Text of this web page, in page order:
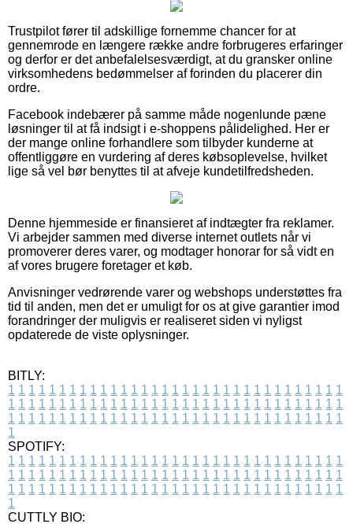
Trustpilot fører til adskillige fornemme chancer for at
gennemrode en længere række andre forbrugeres erfaringer
og derfor er det anbefalelsesværdigt, at du gransker online
virksomhedens bedømmelser af forinden du placerer din
ordre.
Facebook indebærer på samme måde nogenlunde pæne
løsninger til at få indsigt i e-shoppens pålidelighed. Her er
der mange online forhandlere som tilbyder kunderne at
offentliggøre en vurdering af deres købsoplevelse, hvilket
lige så vel bør benyttes til at afveje kundetilfredsheden.
Denne hjemmeside er finansieret af indtægter fra reklamer.
Vi arbejder sammen med diverse internet outlets når vi
promoverer deres varer, og modtager honorar for så vidt en
af vores brugere foretager et køb.
Anvisninger vedrørende varer og webshops understøttes fra
tid til anden, men det er umuligt for os at give garantier imod
forandringer der muligvis er realiseret siden vi nyligst
opdaterede de viste oplysninger.
BITLY:
1 1 1 1 1 1 1 1 1 1 1 1 1 1 1 1 1 1 1 1 1 1 1 1 1 1 1 1 1 1 1 1 1
1 1 1 1 1 1 1 1 1 1 1 1 1 1 1 1 1 1 1 1 1 1 1 1 1 1 1 1 1 1 1 1 1
1 1 1 1 1 1 1 1 1 1 1 1 1 1 1 1 1 1 1 1 1 1 1 1 1 1 1 1 1 1 1 1 1
1
SPOTIFY:
1 1 1 1 1 1 1 1 1 1 1 1 1 1 1 1 1 1 1 1 1 1 1 1 1 1 1 1 1 1 1 1 1
1 1 1 1 1 1 1 1 1 1 1 1 1 1 1 1 1 1 1 1 1 1 1 1 1 1 1 1 1 1 1 1 1
1 1 1 1 1 1 1 1 1 1 1 1 1 1 1 1 1 1 1 1 1 1 1 1 1 1 1 1 1 1 1 1 1
1
CUTTLY BIO: